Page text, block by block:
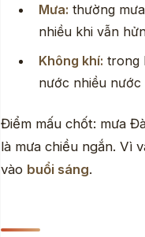
Mưa: thường
nhiều khi vẫn
Không khí: trong
nước nhiều nước
Điểm mấu chốt: mưa
là mưa chiều ngắn. Vì
vào buổi sáng.